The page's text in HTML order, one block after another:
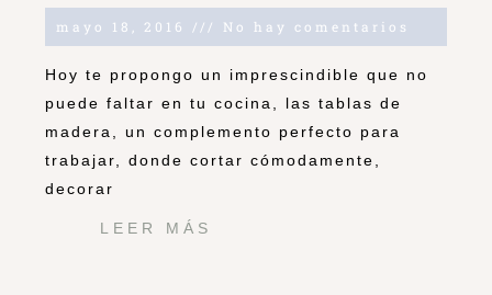
mayo 18, 2016 No hay comentarios
Hoy te propongo un imprescindible que no
puede faltar en tu cocina, las tablas de
madera, un complemento perfecto para
trabajar, donde cortar cómodamente,
decorar
LEER MÁS